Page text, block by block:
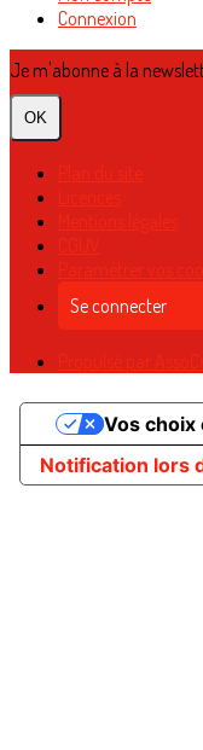
Connexion
Je m'abonne à la
OK
Plan du site
Licences
Mentions légales
CGUV
Paramétrer vos
Se connecter
Propulsé par
Notification lors
Vos choix